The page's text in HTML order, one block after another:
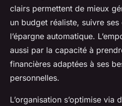
clairs permettent de mieux
un budget réaliste, suivre
l’épargne automatique.
aussi par la capacité à
financières adaptées à ses
personnelles.
L’organisation s’optimise via